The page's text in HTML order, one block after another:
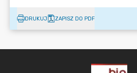
DRUKUJ ZAPISZ DO PDF